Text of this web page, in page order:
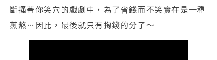
斷搔著你笑穴的戲劇中，為了省錢而不笑實在是一種
煎熬…因此，最後就只有掏錢的分了～